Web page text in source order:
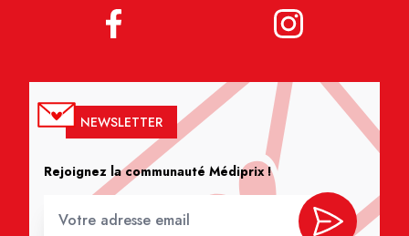
NEWSLETTER
Rejoignez la communauté Médiprix !